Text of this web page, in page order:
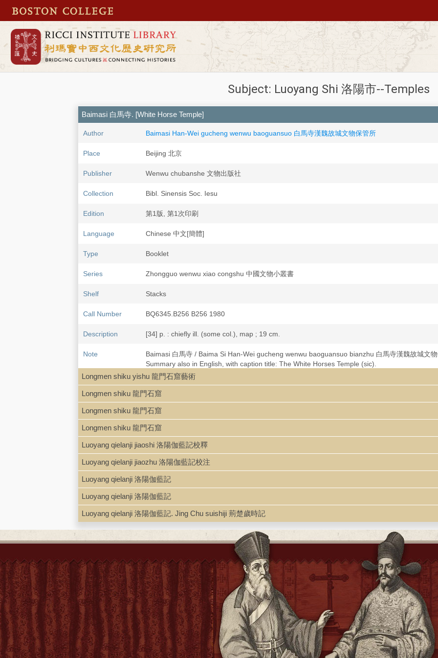
Subject: Luoyang Shi 洛陽市--Temples
Baimasi 白馬寺. [White Horse Temple]
Author Baimasi Han-Wei gucheng wenwu baoguansuo 白馬寺漢魏故城文物保管所
Place Beijing 北京
Publisher Wenwu chubanshe 文物出版社
Collection Bibl. Sinensis Soc. Iesu
Edition 第1版, 第1次印刷
Language Chinese 中文[簡體]
Type Booklet
Series Zhongguo wenwu xiao congshu 中國文物小叢書
Shelf Stacks
Call Number BQ6345.B256 B256 1980
Description [34] p. : chiefly ill. (some col.), map ; 19 cm.
Note
Baimasi 白馬寺 / Baima Si Han-Wei gucheng wenwu baoguansuo bianzhu 白馬寺漢魏故城文物
Summary also in English, with caption title: The White Horses Temple (sic).
Longmen shiku yishu 龍門石窟藝術
Longmen shiku 龍門石窟
Longmen shiku 龍門石窟
Longmen shiku 龍門石窟
Luoyang qielanji jiaoshi 洛陽伽藍記校釋
Luoyang qielanji jiaozhu 洛陽伽藍記校注
Luoyang qielanji 洛陽伽藍記
Luoyang qielanji 洛陽伽藍記
Luoyang qielanji 洛陽伽藍記. Jing Chu suishiji 荊楚歲時記